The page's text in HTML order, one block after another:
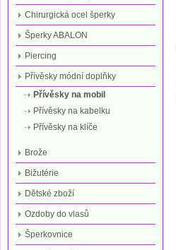
Chirurgická ocel šperky
Šperky ABALON
Piercing
Přívěsky módní doplňky
Přívěsky na mobil
Přívěsky na kabelku
Přívěsky na klíče
Brože
Bižutérie
Dětské zboží
Ozdoby do vlasů
Šperkovnice